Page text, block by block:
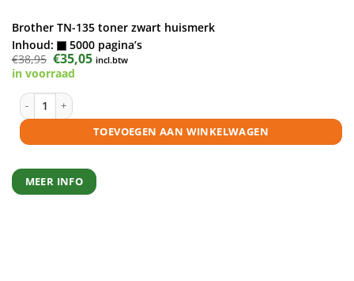
Brother TN-135 toner zwart huismerk
Inhoud:
5000 pagina’s
€38,95 Oorspronkelijke
prijs
was:
€35,05Huidige
prijs
incl.btw
in voorraad
Brother TN-135 toner zwart huismerk aantal
TOEVOEGEN AAN WINKELWAGEN
MEER INFO